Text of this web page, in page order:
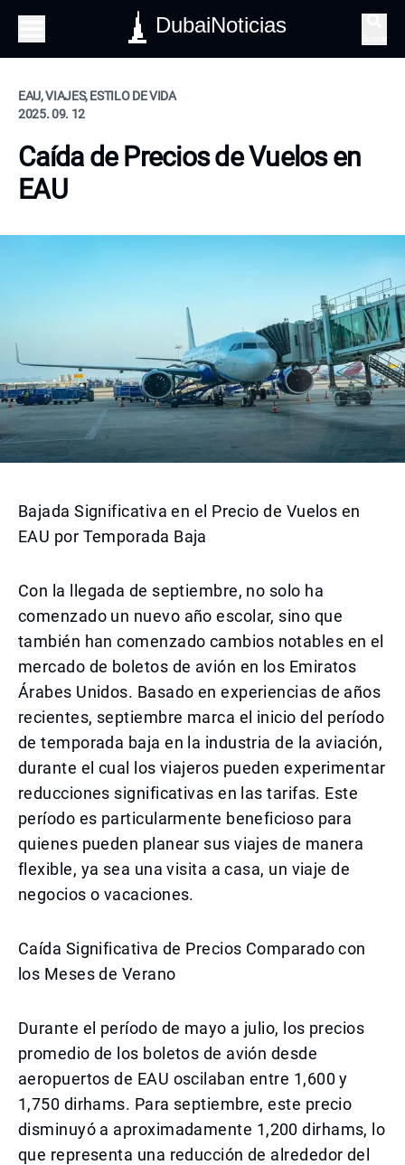
DubaiNoticias
EAU, VIAJES, ESTILO DE VIDA
2025. 09. 12
Caída de Precios de Vuelos en
EAU
Bajada Significativa en el Precio de Vuelos en
EAU por Temporada Baja
Con la llegada de septiembre, no solo ha
comenzado un nuevo año escolar, sino que
también han comenzado cambios notables en el
mercado de boletos de avión en los Emiratos
Árabes Unidos. Basado en experiencias de años
recientes, septiembre marca el inicio del período
de temporada baja en la industria de la aviación,
durante el cual los viajeros pueden experimentar
reducciones significativas en las tarifas. Este
período es particularmente beneficioso para
quienes pueden planear sus viajes de manera
flexible, ya sea una visita a casa, un viaje de
negocios o vacaciones.
Caída Significativa de Precios Comparado con
los Meses de Verano
Durante el período de mayo a julio, los precios
promedio de los boletos de avión desde
aeropuertos de EAU oscilaban entre 1,600 y
1,750 dirhams. Para septiembre, este precio
disminuyó a aproximadamente 1,200 dirhams, lo
que representa una reducción de alrededor del